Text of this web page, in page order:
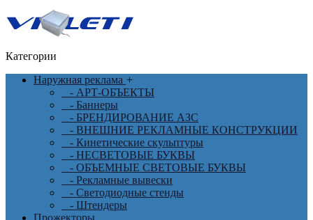
Категории
Наружная реклама +
- АРТ-ОБЪЕКТЫ
- Баннеры
- БРЕНДИРОВАНИЕ АЗС
- ВНЕШНИЕ РЕКЛАМНЫЕ КОНСТРУКЦИИ
- Кинетические скульптуры
- НЕСВЕТОВЫЕ БУКВЫ
- ОБЪЕМНЫЕ СВЕТОВЫЕ БУКВЫ
- Рекламные вывески
- Светодиодные стенды
- Штендеры
Прожекторы